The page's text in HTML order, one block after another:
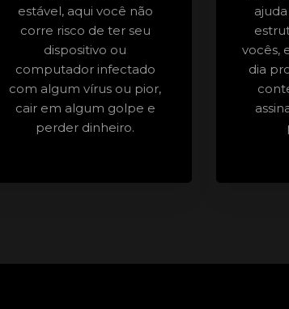
estável, aqui você não
corre risco de ter seu
dispositivo ou
computador infectado
com algum vírus ou pior,
cair em algum golpe e
perder dinheiro.
vocês,
dia